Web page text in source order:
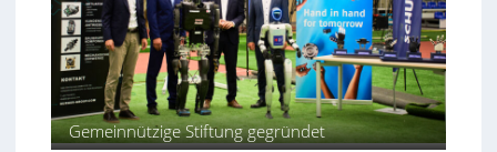
Gemeinnützige Stiftung gegründet